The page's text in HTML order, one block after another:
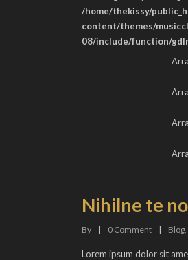
/home/thekissy/
content/themes/
08/include/function/
Nihilne te
By | 0 Comment | Blog,
Lorem ipsum dolor sit